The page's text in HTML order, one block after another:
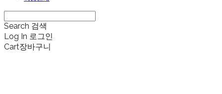
Search 검색
Log In 로그인
Cart장바구니